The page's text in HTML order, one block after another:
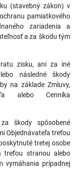
(stavebný zákon) v
pamiatkového
zariadenia a
a za škodu tým
zisku, ani za iné
následné škody
na základe Zmluvy,
alebo Cenníka
škody spôsobené
Objednávateľa treťou
tretej osobe
treťou stranou alebo
vymáhania prípadnej